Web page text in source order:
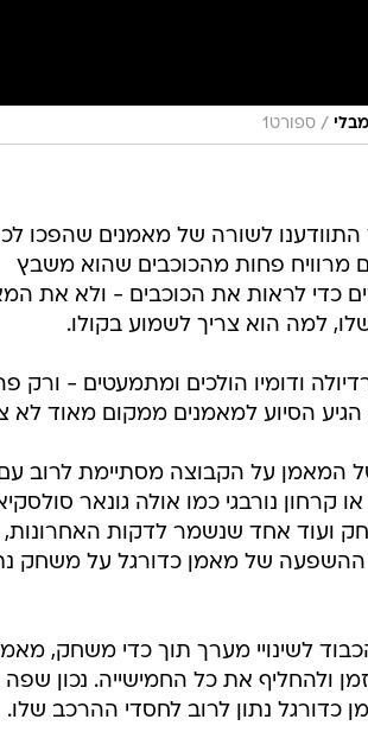
/ ספורט1
לשורה של מאמנים שהפכו
מרוויח פחות מהכוכבים שהוא משבץ
כדי לראות את הכוכבים - ולא את
ודומיו הולכים ומתמעטים - ורק
הסיוע למאמנים ממקום מאוד לא
המאמן על הקבוצה מסתיימת לרוב
קרחון נורבגי כמו אולה גונאר
ועוד אחד שנשמר לדקות האחרונות,
של מאמן כדורגל על משחק
לשינויי מערך תוך כדי משחק,
ולהחליף את כל החמישייה. נכון שפה
נתון לרוב לחסדי ההרכב שלו.